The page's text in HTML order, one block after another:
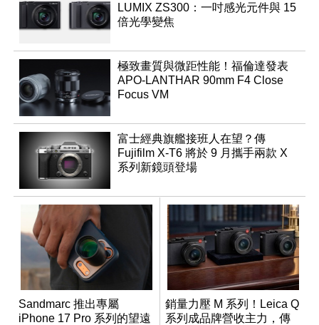
LUMIX ZS300：一吋感光元件與 15
倍光學變焦
極致畫質與微距性能！福倫達發表
APO-LANTHAR 90mm F4 Close
Focus VM
富士經典旗艦接班人在望？傳
Fujifilm X-T6 將於 9 月攜手兩款 X
系列新鏡頭登場
Sandmarc 推出專屬
iPhone 17 Pro 系列的望遠
銷量力壓 M 系列！Leica Q
系列成品牌營收主力，傳